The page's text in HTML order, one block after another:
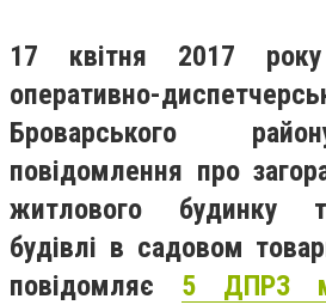
17 квітня 2017
оперативно-
Броварського
повідомлення про
житлового будинку
будівлі в садовом
повідомляє 5 ДПРЗ